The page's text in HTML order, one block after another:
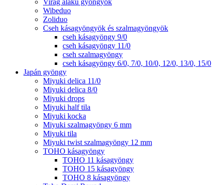
Virág alakú gyöngyök
Wibeduo
Zoliduo
Cseh kásagyöngyök és szalmagyöngyök
cseh kásagyöngy 9/0
cseh kásagyöngy 11/0
cseh szalmagyöngy
cseh kásagyöngy 6/0, 7/0, 10/0, 12/0, 13/0, 15/0
Japán gyöngy
Miyuki delica 11/0
Miyuki delica 8/0
Miyuki drops
Miyuki half tila
Miyuki kocka
Miyuki szalmagyöngy 6 mm
Miyuki tila
Miyuki twist szalmagyöngy 12 mm
TOHO kásagyöngy
TOHO 11 kásagyöngy
TOHO 15 kásagyöngy
TOHO 8 kásagyöngy